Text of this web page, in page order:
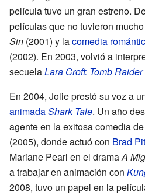
película tuvo un gran estreno.
películas que no tuvieron
Sin (2001) y lacomedia
(2002). En 2003, volvió a
secuelaLara Croft: Tomb
En 2004, Jolie prestó su voz a
animadaShark Tale. Un año
agente en la exitosa comedia
(2005), donde actuó con Brad
Mariane Pearl en el dramaA
a trabajar en animación con
2008, tuvo un papel en la